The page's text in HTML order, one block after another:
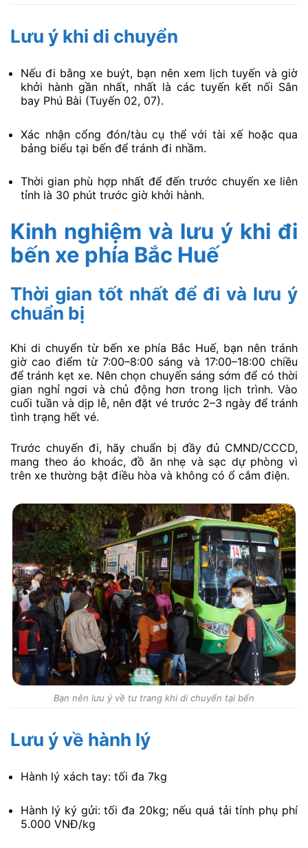
Lưu ý khi di chuyển
Nếu đi bằng xe buýt, bạn nên xem lịch tuyến và giờ
khởi hành gần nhất, nhất là các tuyến kết nối Sân
bay Phú Bài (Tuyến 02, 07).
Xác nhận cổng đón/tàu cụ thể với tài xế hoặc qua
bảng biểu tại bến để tránh đi nhầm.
Thời gian phù hợp nhất để đến trước chuyến xe liên
tỉnh là 30 phút trước giờ khởi hành.
Kinh nghiệm và lưu ý khi đi
bến xe phía Bắc Huế
Thời gian tốt nhất để đi và lưu ý
chuẩn bị
Khi di chuyển từ bến xe phía Bắc Huế, bạn nên tránh
giờ cao điểm từ 7:00–8:00 sáng và 17:00–18:00 chiều
để tránh kẹt xe. Nên chọn chuyến sáng sớm để có thời
gian nghỉ ngơi và chủ động hơn trong lịch trình. Vào
cuối tuần và dịp lễ, nên đặt vé trước 2–3 ngày để tránh
tình trạng hết vé.
Trước chuyến đi, hãy chuẩn bị đầy đủ CMND/CCCD,
mang theo áo khoác, đồ ăn nhẹ và sạc dự phòng vì
trên xe thường bật điều hòa và không có ổ cắm điện.
Bạn nên lưu ý về tư trang khi di chuyển tại bến
Lưu ý về hành lý
Hành lý xách tay: tối đa 7kg
Hành lý ký gửi: tối đa 20kg; nếu quá tải tính phụ phí
5.000 VNĐ/kg